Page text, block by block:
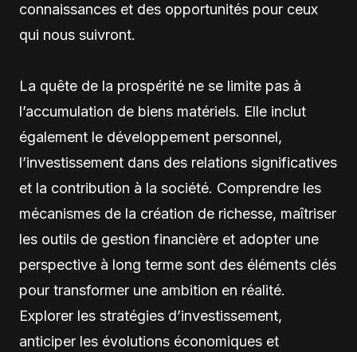
connaissances et des opportunités pour ceux
qui nous suivront.
La quête de la prospérité ne se limite pas à
l’accumulation de biens matériels. Elle inclut
également le développement personnel,
l’investissement dans des relations significatives
et la contribution à la société. Comprendre les
mécanismes de la création de richesse, maîtriser
les outils de gestion financière et adopter une
perspective à long terme sont des éléments clés
pour transformer une ambition en réalité.
Explorer les stratégies d’investissement,
anticiper les évolutions économiques et